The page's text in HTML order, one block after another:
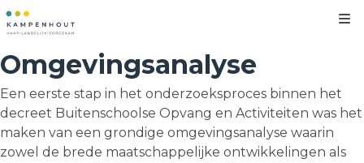
Omgevingsanalyse
Een eerste stap in het onderzoeksproces binnen het
decreet Buitenschoolse Opvang en Activiteiten was het
maken van een grondige omgevingsanalyse waarin
zowel de brede maatschappelijke ontwikkelingen als